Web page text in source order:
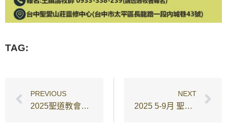
TAG:
PREVIOUS
2025聖道教會週六社區教室
NEXT
2025 5-9月 聖三一堂樂齡健康教室